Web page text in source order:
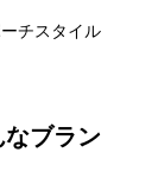
チスタイル
ブラン